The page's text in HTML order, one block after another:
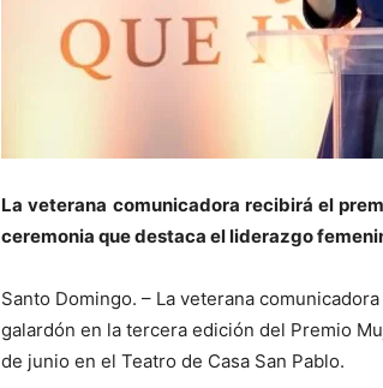
La veterana comunicadora recibirá el
ceremonia que destaca el liderazgo
Santo Domingo. – La veterana
galardón en la tercera edición del Premio
de junio en el Teatro de Casa San Pablo.